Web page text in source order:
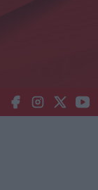
- Temporada